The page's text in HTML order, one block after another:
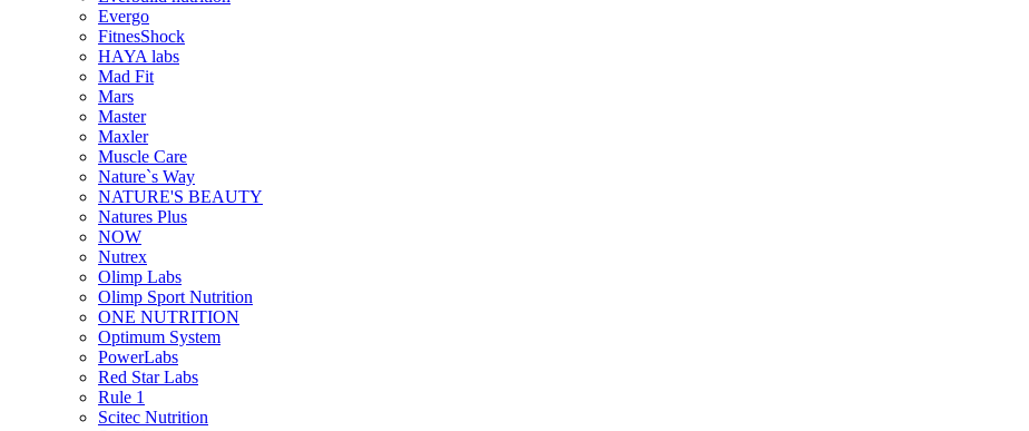
Evergo
FitnesShock
HAYA labs
Mad Fit
Mars
Master
Maxler
Muscle Care
Nature`s Way
NATURE'S BEAUTY
Natures Plus
NOW
Nutrex
Olimp Labs
Olimp Sport Nutrition
ONE NUTRITION
Optimum System
PowerLabs
Red Star Labs
Rule 1
Scitec Nutrition